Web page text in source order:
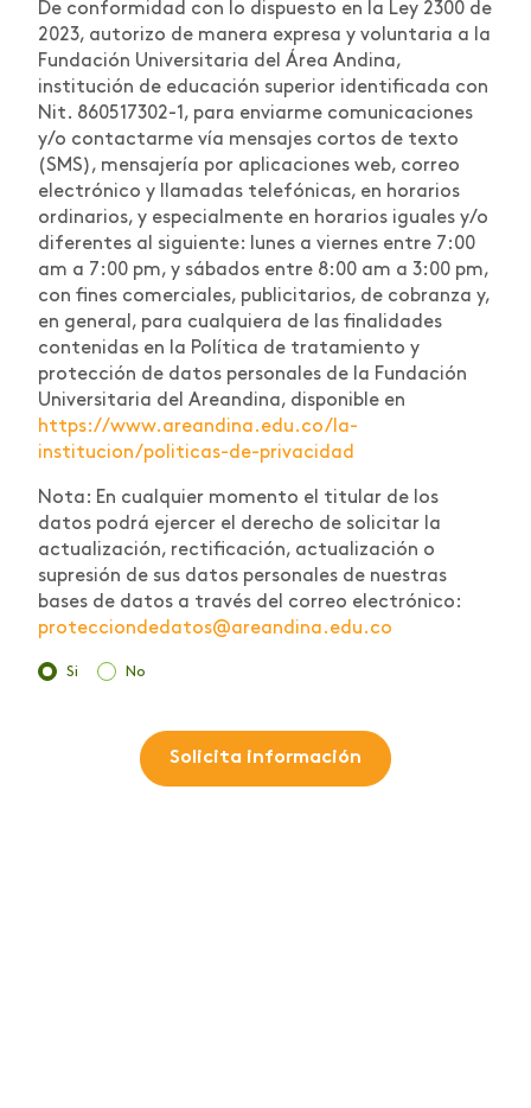
De conformidad con lo dispuesto en la Ley 2300 de
2023, autorizo de manera expresa y voluntaria a la
Fundación Universitaria del Área Andina,
institución de educación superior identificada con
Nit. 860517302-1, para enviarme comunicaciones
y/o contactarme vía mensajes cortos de texto
(SMS), mensajería por aplicaciones web, correo
electrónico y llamadas telefónicas, en horarios
ordinarios, y especialmente en horarios iguales y/o
diferentes al siguiente: lunes a viernes entre 7:00
am a 7:00 pm, y sábados entre 8:00 am a 3:00 pm,
con fines comerciales, publicitarios, de cobranza y,
en general, para cualquiera de las finalidades
contenidas en la Política de tratamiento y
protección de datos personales de la Fundación
Universitaria del Areandina, disponible en
https://www.areandina.edu.co/la-
institucion/politicas-de-privacidad
Nota: En cualquier momento el titular de los
datos podrá ejercer el derecho de solicitar la
actualización, rectificación, actualización o
supresión de sus datos personales de nuestras
bases de datos a través del correo electrónico:
protecciondedatos@areandina.edu.co
Si No
Solicita información